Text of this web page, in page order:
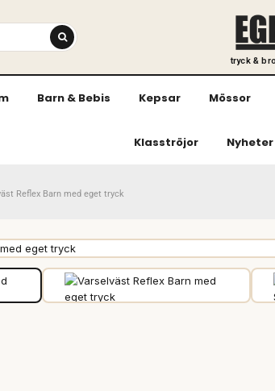
tryck &
Barn & Bebis Kepsar Mössor
Klasströjor Nyheter
Reflex Barn med eget tryck